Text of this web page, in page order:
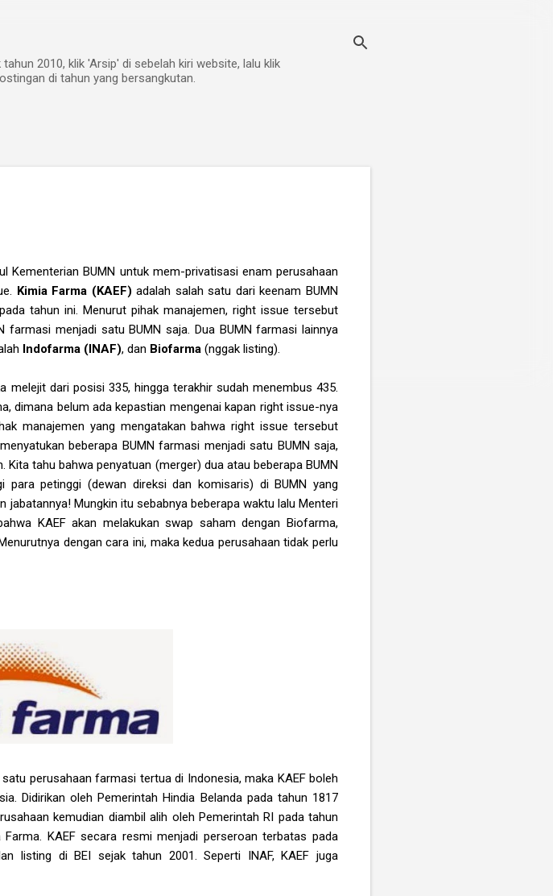
2010, klik 'Arsip' di sebelah kiri website, lalu klik
di tahun yang bersangkutan.
Kementerian BUMN untuk mem-privatisasi enam perusahaan
Kimia Farma (KAEF) adalah salah satu dari keenam BUMN
tahun ini. Menurut pihak manajemen, right issue tersebut
farmasi menjadi satu BUMN saja. Dua BUMN farmasi lainnya
Indofarma (INAF), dan Biofarma (nggak listing).
dari posisi 335, hingga terakhir sudah menembus 435.
dimana belum ada kepastian mengenai kapan right issue-nya
manajemen yang mengatakan bahwa right issue tersebut
beberapa BUMN farmasi menjadi satu BUMN saja,
tahu bahwa penyatuan (merger) dua atau beberapa BUMN
petinggi (dewan direksi dan komisaris) di BUMN yang
Mungkin itu sebabnya beberapa waktu lalu Menteri
KAEF akan melakukan swap saham dengan Biofarma,
dengan cara ini, maka kedua perusahaan tidak perlu
perusahaan farmasi tertua di Indonesia, maka KAEF boleh
Didirikan oleh Pemerintah Hindia Belanda pada tahun 1817
kemudian diambil alih oleh Pemerintah RI pada tahun
KAEF secara resmi menjadi perseroan terbatas pada
listing di BEI sejak tahun 2001. Seperti INAF, KAEF juga